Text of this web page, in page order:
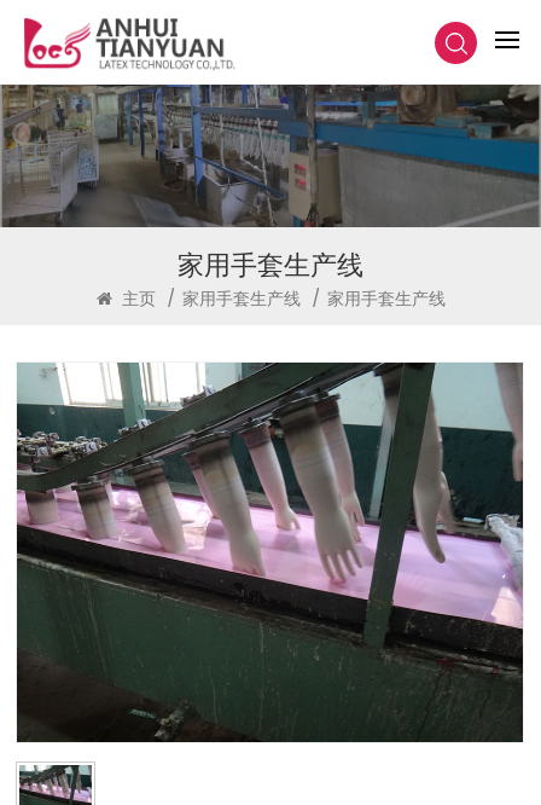
家用手套生产线
主页 / 家用手套生产线 / 家用手套生产线